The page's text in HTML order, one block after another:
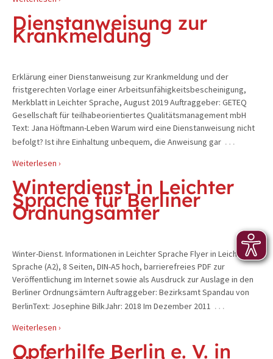
Dienstanweisung zur
Krankmeldung
Erklärung einer Dienstanweisung zur Krankmeldung und der
fristgerechten Vorlage einer Arbeitsunfähigkeitsbescheinigung,
Merkblatt in Leichter Sprache, August 2019 Auftraggeber: GETEQ
Gesellschaft für teilhabeorientiertes Qualitätsmanagement mbH
Text: Jana Höftmann-Leben Warum wird eine Dienstanweisung nicht
befolgt? Ist ihre Einhaltung unbequem, die Anweisung gar …
Weiterlesen ›
Winterdienst in Leichter
Sprache für Berliner
Ordnungsämter
Winter-Dienst. Informationen in Leichter Sprache Flyer in Leichter
Sprache (A2), 8 Seiten, DIN-A5 hoch, barrierefreies PDF zur
Veröffentlichung im Internet sowie als Ausdruck zur Auslage in den
Berliner Ordnungsämtern Auftraggeber: Bezirksamt Spandau von
BerlinText: Josephine BilkJahr: 2018 Im Dezember 2011 …
Weiterlesen ›
Opferhilfe Berlin e. V. in